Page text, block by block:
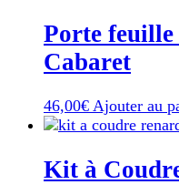
Porte
Cabaret
46,00€ Ajouter au
Kit à